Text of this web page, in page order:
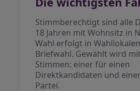
Stimmberechtigt sind alle
18 Jahren mit Wohnsitz in
Wahl erfolgt in
Briefwahl. Gewählt wird
Stimmen: einer für einen
Direktkandidaten und
Partei.